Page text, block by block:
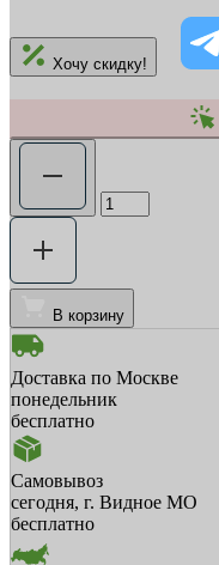
Хочу скидку!
В корзину
Доставка по Москве
понедельник
бесплатно
Самовывоз
сегодня, г. Видное МО
бесплатно